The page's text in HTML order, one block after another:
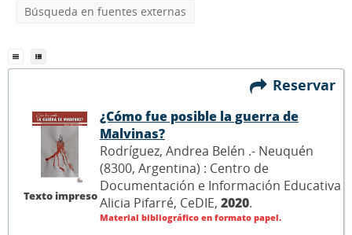
Búsqueda en fuentes externas
Reservar
Texto impreso
¿Cómo fue posible la guerra de
Malvinas?
Rodríguez, Andrea Belén .- Neuquén
(8300, Argentina) : Centro de
Documentación e Información Educativa
Alicia Pifarré, CeDIE, 2020.
Material bibliográfico en formato papel.